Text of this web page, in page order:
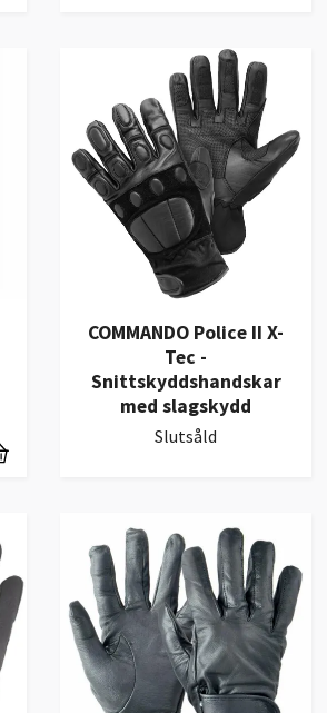
COMMANDO Police II X-
Tec -
Snittskyddshandskar
med slagskydd
Slutsåld